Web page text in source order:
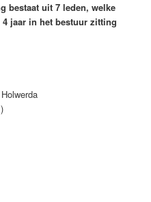
bestaat uit 7 leden, welke
jaar in het bestuur zitting
)